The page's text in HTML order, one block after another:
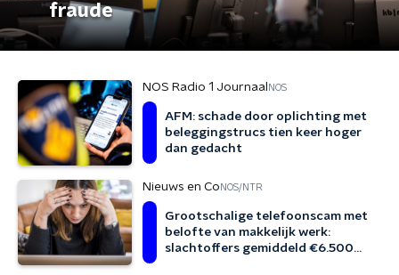
fraude
NOS Radio 1 Journaal NOS
AFM: schade door oplichting met
beleggingstrucs tien keer hoger
dan gedacht
Nieuws en Co NOS/NTR
Grootschalige telefoonscam met
belofte van makkelijk werk:
slachtoffers gemiddeld €6.500